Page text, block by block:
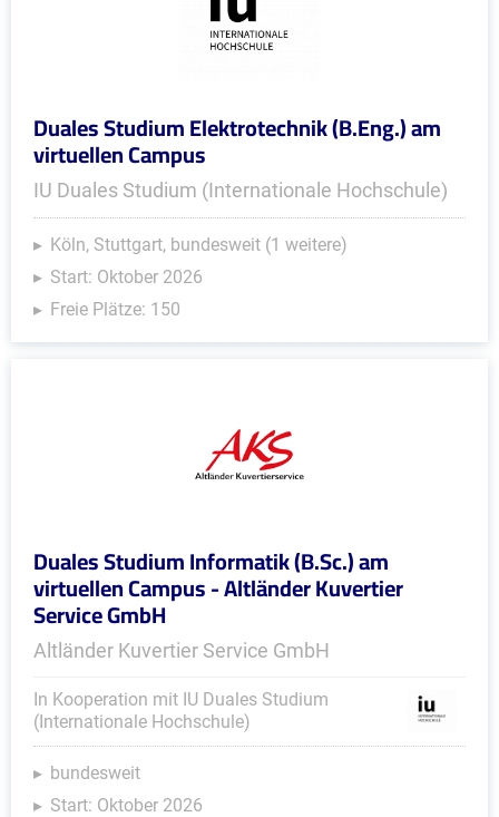
Duales Studium Elektrotechnik (B.Eng.) am
virtuellen Campus
IU Duales Studium (Internationale Hochschule)
Köln, Stuttgart, bundesweit (1 weitere)
Start: Oktober 2026
Freie Plätze: 150
Duales Studium Informatik (B.Sc.) am
virtuellen Campus - Altländer Kuvertier
Service GmbH
Altländer Kuvertier Service GmbH
In Kooperation mit IU Duales Studium
(Internationale Hochschule)
bundesweit
Start: Oktober 2026